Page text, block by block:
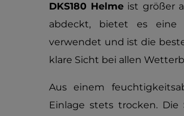
DKS180 Helme ist größer
abdeckt, bietet es eine
verwendet und ist die
klare Sicht bei allen
Aus einem
Einlage stets trocken. Die